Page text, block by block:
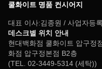
쿨화이트 명품 컨시어지
대표 이사:김종원 / 사업자등
데스크별 위치 안내
현대백화점 쿨화이트 압구정
화점 압구정본점 B2층
(TEL. 02-3449-5314 (세탁))